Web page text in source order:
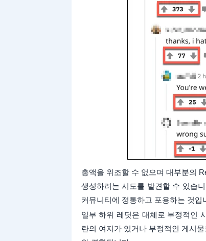
총액을 위조할 수 없으며 대부분의
생성하려는 시도를 발견할 수 있습
커뮤니티에 정통하고 포용하는 것입
일부 하위 레딧은 대체로 부정적인
란의 여지가 있거나 부정적인 게시